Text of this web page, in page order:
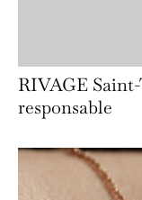
RIVAGE
responsable